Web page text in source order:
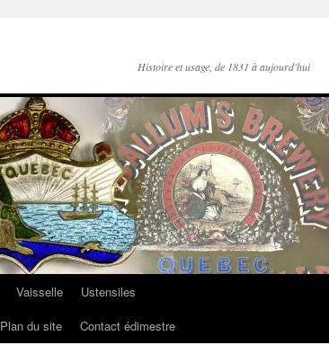
Histoire et usage, de 1831 à aujourd'hui
Vaisselle
Ustensiles
Plan du site Contact édimestre